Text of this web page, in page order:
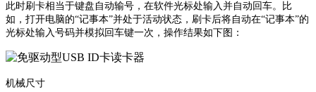
此时刷卡相当于键盘自动输号，在软件光标处输入并自动回车。比
如，打开电脑的“记事本”并处于活动状态，刷卡后将自动在“记事本”的
光标处输入号码并模拟回车键一次，操作结果如下图：
机械尺寸